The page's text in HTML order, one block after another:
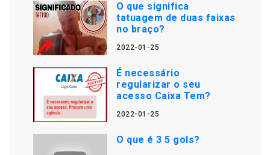
O que significa
tatuagem de duas faixas
no braço?
2022-01-25
É necessário
regularizar o seu
acesso Caixa Tem?
2022-01-25
O que é 3 5 gols?